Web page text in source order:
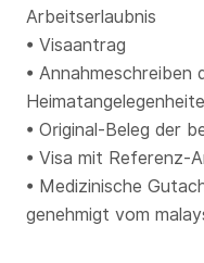
Arbeitserlaubnis
• Visaantrag
• Annahmeschreiben
• Original-Beleg der
• Visa mit Referenz-
• Medizinische
genehmigt vom